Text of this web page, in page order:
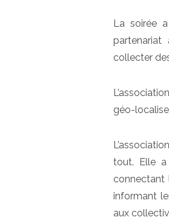
La soirée
partenariat
collecter
géo-
tout. Elle
connectant
informant
aux